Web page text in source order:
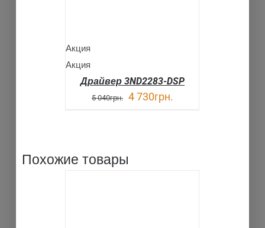
Акция
Акция
Драйвер 3ND2283-DSP
5 040грн. 4 730грн.
Похожие товары